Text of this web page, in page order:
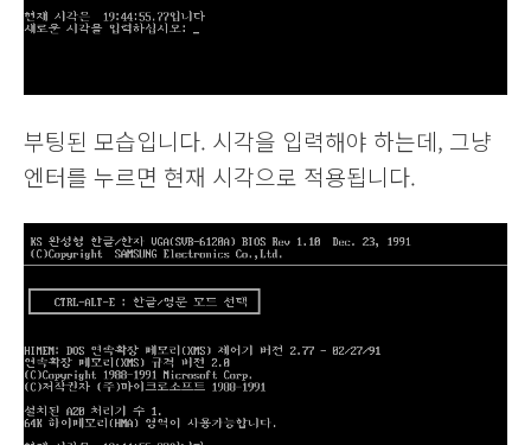
부팅된 모습입니다. 시각을 입력해야 하는데, 그냥
엔터를 누르면 현재 시각으로 적용됩니다.